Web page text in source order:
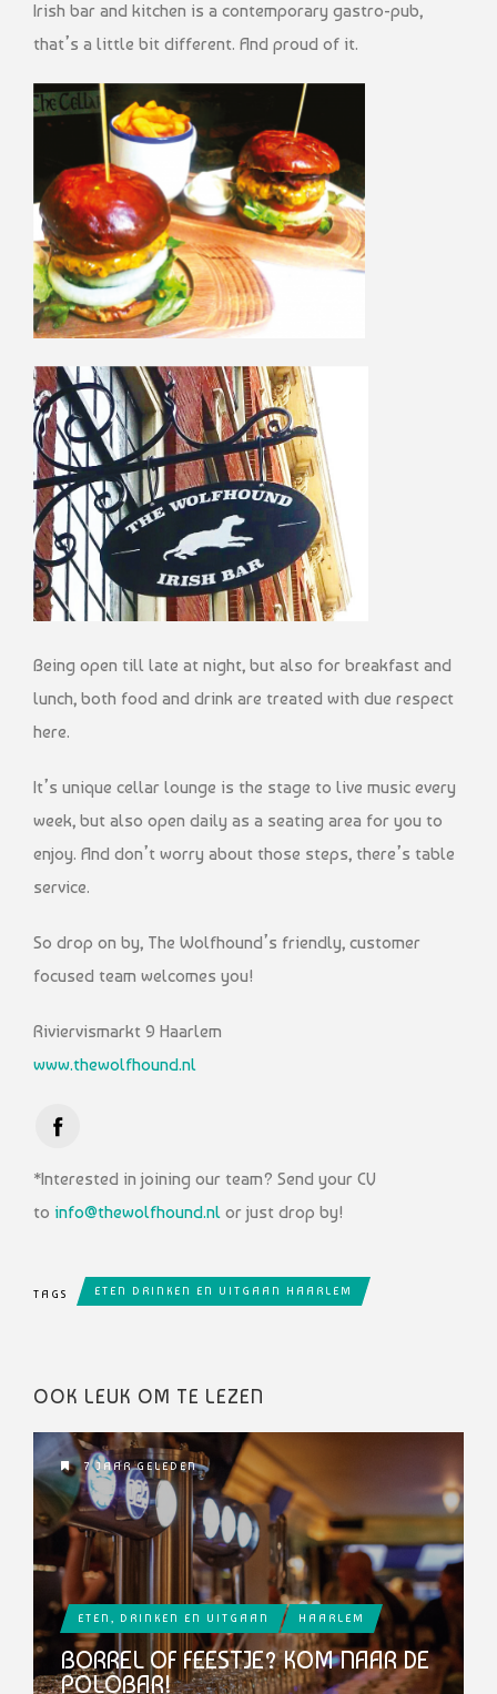
Irish bar and kitchen is a contemporary gastro-pub,
that’s a little bit different. And proud of it.
Being open till late at night, but also for breakfast and
lunch, both food and drink are treated with due respect
here.
It’s unique cellar lounge is the stage to live music every
week, but also open daily as a seating area for you to
enjoy. And don’t worry about those steps, there’s table
service.
So drop on by, The Wolfhound’s friendly, customer
focused team welcomes you!
Riviervismarkt 9 Haarlem
www.thewolfhound.nl
*Interested in joining our team? Send your CV
to info@thewolfhound.nl or just drop by!
TAGS ETEN DRINKEN EN UITGAAN HAARLEM
OOK LEUK OM TE LEZEN
7 JAAR GELEDEN
ETEN, DRINKEN EN UITGAAN HAARLEM
BORREL OF FEESTJE? KOM NAAR DE
POLOBAR!